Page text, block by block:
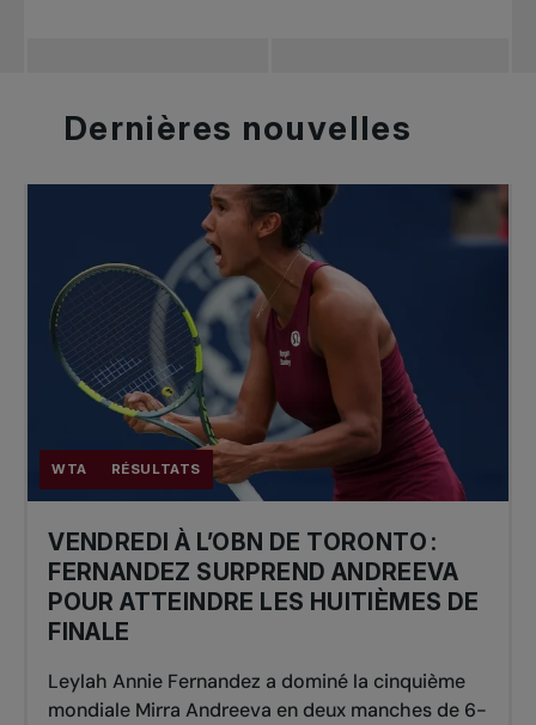
Dernières nouvelles
WTA RÉSULTATS
VENDREDI À L’OBN DE TORONTO :
FERNANDEZ SURPREND ANDREEVA
POUR ATTEINDRE LES HUITIÈMES DE
FINALE
Leylah Annie Fernandez a dominé la cinquième
mondiale Mirra Andreeva en deux manches de 6-